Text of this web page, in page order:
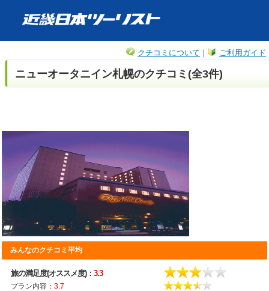
ご利用ガイド
クチコミについて ｜
ニューオータニイン札幌のクチコミ(全3件)
みんなのクチコミ平均
旅の満足度(オススメ度)： 3.3
プラン内容： 3.7